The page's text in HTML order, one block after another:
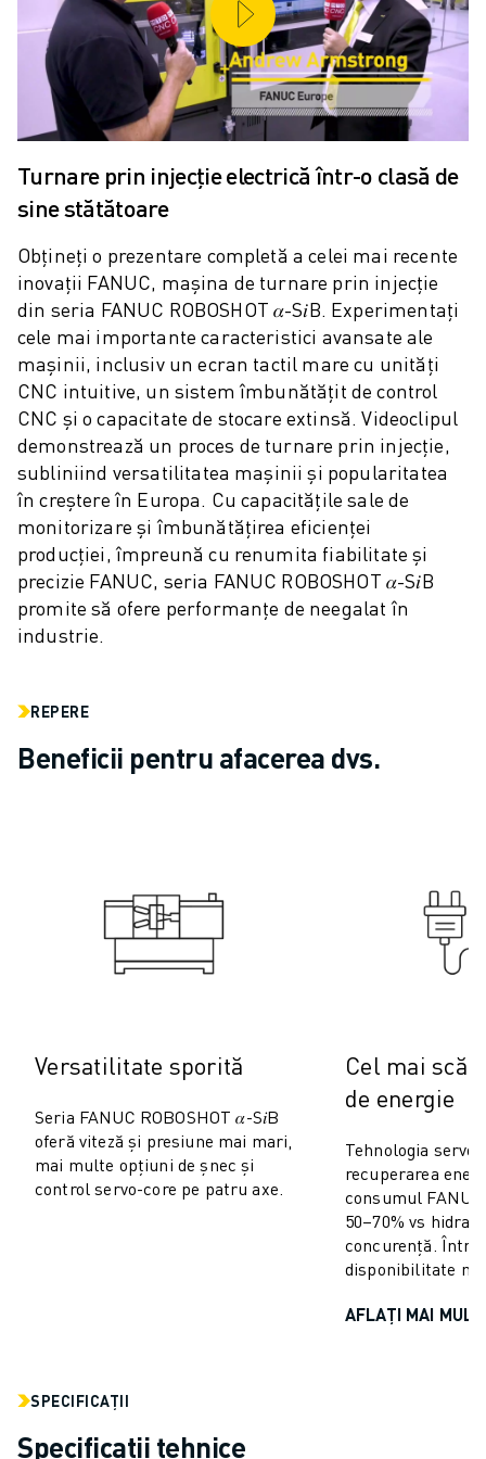
MAȘINI DE TĂIERE CU FIR EDM
ROBOCUT MAȘINI EDM DE TĂIERE CU FIR
HARDWARE ROBOCUT
SOFTWARE ROBOCUT
ROBOCUT MENTENANȚĂ PREVENTIVĂ
SUSTENABILITATE ROBOCUT
SOLUȚII IIOT
SOLUȚII SMART FACTORY DE CREȘTEREA EFICIENȚEI PRODUCȚIEI
ÎNREGISTRARE PRODUS » FANUC PORTAL
STUDII DE CAZ
SOLUȚII
INDUSTRII
TOATE INDUSTRIILE
AERONAUTICĂ
INDUSTRIA AUTO
VEHICULE ELECTRICE
ELECTRONICĂ
ALIMENTE ȘI BĂUTURI
INDUSTRIE MEDICALĂ
MASE PLASTICE
DEPOZITARE, LOGISTICĂ, SERVICII POȘTALE
APLICAȚII
PRELUCRARE ÎN 5 AXE
ASAMBLARE
INJECȚIE MASE PLASTICE
ASISTARE ROBOTIZATĂ
MANIPULAREA MATERIALELOR
INSPECȚIE VIDEO
STUDII DE CAZ
SERVICIU CLIENȚI
RELAȚII CLIENȚI
DOWNLOAD CENTER » MYFANUC
FORMARE ȘI EDUCAȚIE
Turnare prin injecție electrică într-o clasă de
sine stătătoare
Obțineți o prezentare completă a celei mai recente
inovații FANUC, mașina de turnare prin injecție
din seria FANUC ROBOSHOT 𝛼-S𝑖B. Experimentați
cele mai importante caracteristici avansate ale
mașinii, inclusiv un ecran tactil mare cu unități
CNC intuitive, un sistem îmbunătățit de control
CNC și o capacitate de stocare extinsă. Videoclipul
demonstrează un proces de turnare prin injecție,
subliniind versatilitatea mașinii și popularitatea
în creștere în Europa. Cu capacitățile sale de
monitorizare și îmbunătățirea eficienței
producției, împreună cu renumita fiabilitate și
precizie FANUC, seria FANUC ROBOSHOT 𝛼-S𝑖B
promite să ofere performanțe de neegalat în
industrie.
REPERE
Beneficii pentru afacerea dvs.
Versatilitate sporită
Seria FANUC ROBOSHOT 𝛼-S𝑖B
oferă viteză și presiune mai mari,
mai multe opțiuni de șnec și
control servo-core pe patru axe.
Cel mai
de energie
Tehnologia servo
recuperarea
consumul FANUC
50–70% vs
concurență.
disponibilitate
AFLAȚI MAI
SPECIFICAȚII
Specificații tehnice